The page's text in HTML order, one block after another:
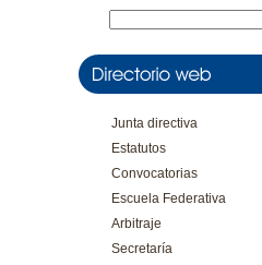
Junta directiva
Estatutos
Convocatorias
Escuela Federativa
Arbitraje
Secretaría